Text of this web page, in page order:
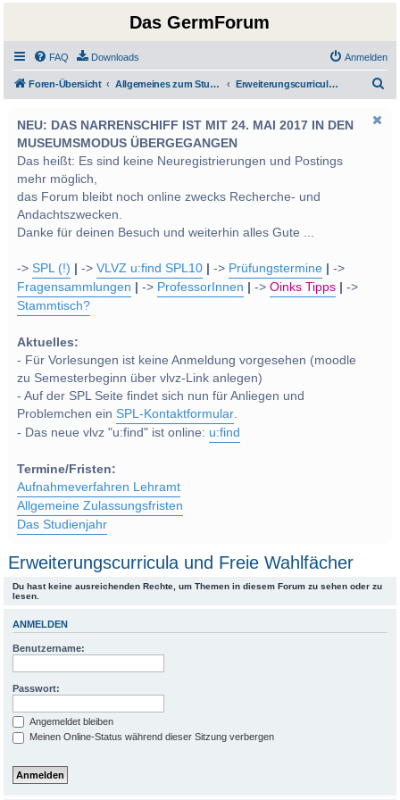
Das GermForum
FAQ Downloads Anmelden
Foren-Übersicht Allgemeines zum Studium und Studentenleben Erweiterungscurricula und Freie Wahlfächer
NEU: DAS NARRENSCHIFF IST MIT 24. MAI 2017 IN DEN
MUSEUMSMODUS ÜBERGEGANGEN
Das heißt: Es sind keine Neuregistrierungen und Postings
mehr möglich,
das Forum bleibt noch online zwecks Recherche- und
Andachtszwecken.
Danke für deinen Besuch und weiterhin alles Gute ...
->SPL (!) ->VLVZ u:find SPL10 -> Prüfungstermine
->
Fragensammlungen
-> ProfessorInnen ->Oinks Tipps
->
Stammtisch?
Aktuelles:
- Für Vorlesungen ist keine Anmeldung vorgesehen (moodle
zu Semesterbeginn über vlvz-Link anlegen)
- Auf der SPL Seite findet sich nun für Anliegen und
Problemchen einSPL-Kontaktformular.
- Das neue vlvz "u:find" ist online: u:find
Termine/Fristen:
Aufnahmeverfahren Lehramt
Allgemeine Zulassungsfristen
Das Studienjahr
Erweiterungscurricula und Freie Wahlfächer
Du hast keine ausreichenden Rechte, um Themen in diesem Forum zu sehen oder zu
lesen.
ANMELDEN
Benutzername:
Passwort:
Angemeldet bleiben
Meinen Online-Status während dieser Sitzung verbergen